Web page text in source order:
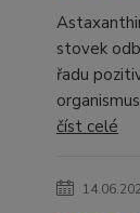
stovek
řadu
číst celé